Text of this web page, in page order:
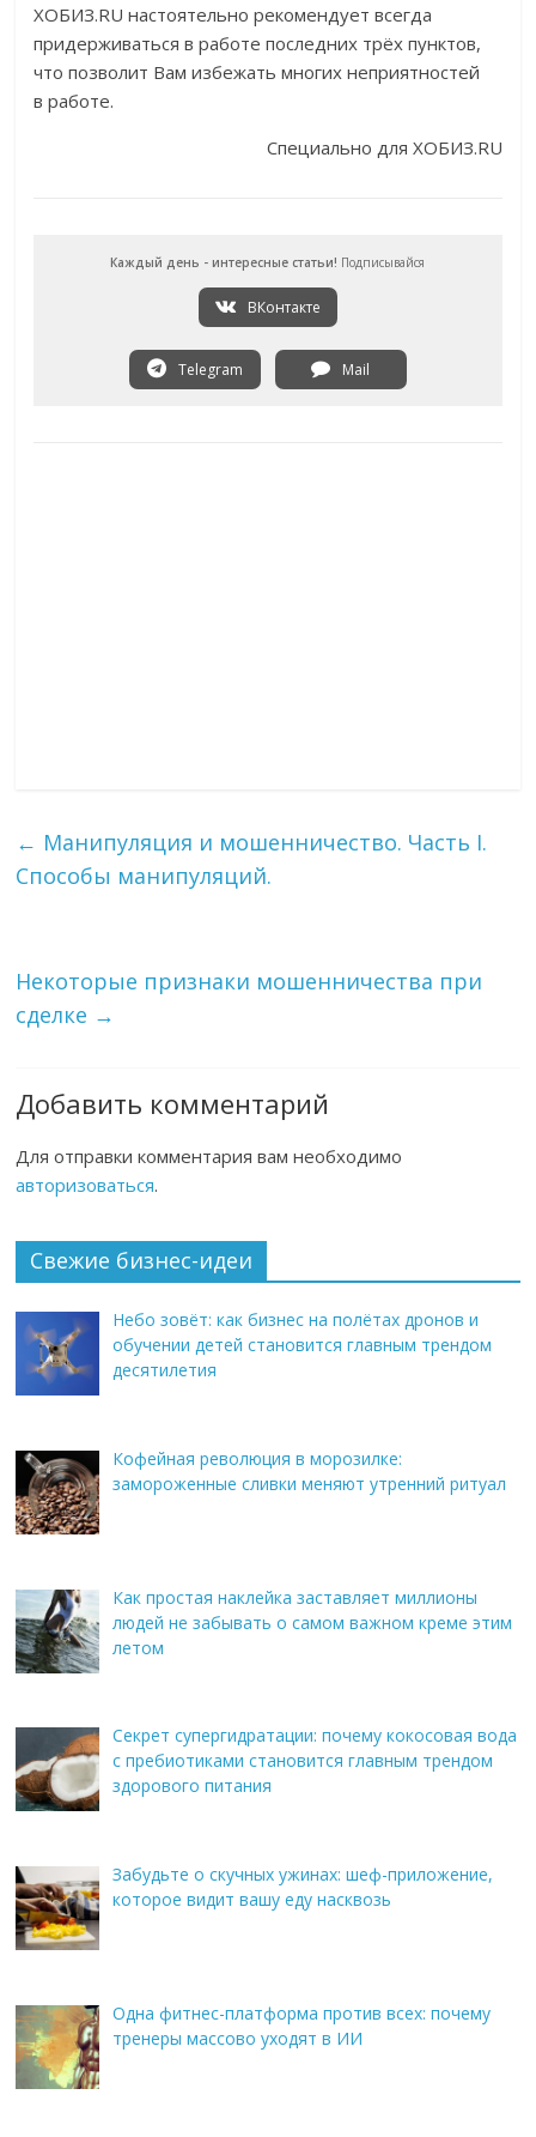
ХОБИЗ.RU настоятельно рекомендует всегда
придерживаться в работе последних трёх пунктов,
что позволит Вам избежать многих неприятностей
в работе.
Специально для ХОБИЗ.RU
Каждый день - интересные статьи! Подписывайся
ВКонтакте
Telegram Mail
← Манипуляция и мошенничество. Часть I.
Способы манипуляций.
Некоторые признаки мошенничества при
сделке →
Добавить комментарий
Для отправки комментария вам необходимо
авторизоваться.
Свежие бизнес-идеи
Небо зовёт: как бизнес на полётах дронов и
обучении детей становится главным трендом
десятилетия
Кофейная революция в морозилке:
замороженные сливки меняют утренний ритуал
Как простая наклейка заставляет миллионы
людей не забывать о самом важном креме этим
летом
Секрет супергидратации: почему кокосовая вода
с пребиотиками становится главным трендом
здорового питания
Забудьте о скучных ужинах: шеф-приложение,
которое видит вашу еду насквозь
Одна фитнес-платформа против всех: почему
тренеры массово уходят в ИИ